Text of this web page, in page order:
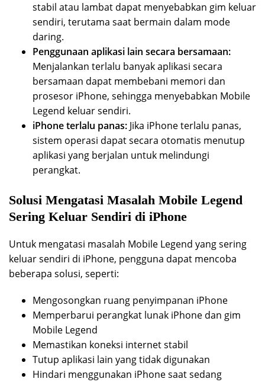
stabil atau lambat dapat menyebabkan gim keluar
sendiri, terutama saat bermain dalam mode
daring.
Penggunaan aplikasi lain secara bersamaan:
Menjalankan terlalu banyak aplikasi secara
bersamaan dapat membebani memori dan
prosesor iPhone, sehingga menyebabkan Mobile
Legend keluar sendiri.
iPhone terlalu panas: Jika iPhone terlalu panas,
sistem operasi dapat secara otomatis menutup
aplikasi yang berjalan untuk melindungi
perangkat.
Solusi Mengatasi Masalah Mobile Legend
Sering Keluar Sendiri di iPhone
Untuk mengatasi masalah Mobile Legend yang sering
keluar sendiri di iPhone, pengguna dapat mencoba
beberapa solusi, seperti:
Mengosongkan ruang penyimpanan iPhone
Memperbarui perangkat lunak iPhone dan gim
Mobile Legend
Memastikan koneksi internet stabil
Tutup aplikasi lain yang tidak digunakan
Hindari menggunakan iPhone saat sedang